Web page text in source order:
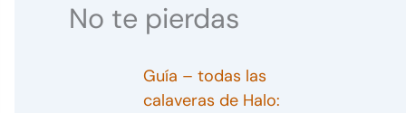
No te pierdas
Guía – todas las
calaveras de Halo: